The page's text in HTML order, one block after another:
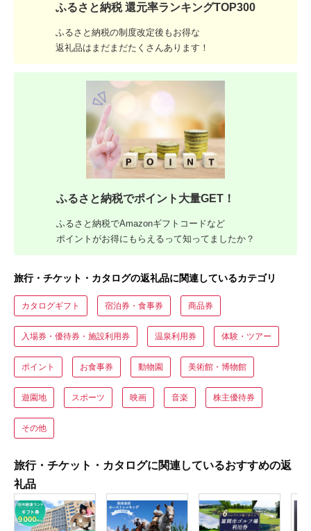
ふるさと納税 還元率ランキングTOP300
ふるさと納税の制度改定後もお得な
返礼品はまだまだたくさんあります！
ふるさと納税でポイント大量GET！
ふるさと納税でAmazonギフトコードなど
ポイントがお得にもらえるって知ってましたか？
旅行・チケット・カタログの返礼品に関連しているカテゴリ
カタログギフト 宿泊券・食事券 商品券
入場券・優待券・施設利用券 温泉利用券 体験・ツアー
ポイント お食事券 動物園 美術館・博物館
遊園地 スポーツ 映画 音楽 株主優待券
その他
旅行・チケット・カタログに関連しているおすすめの返
礼品